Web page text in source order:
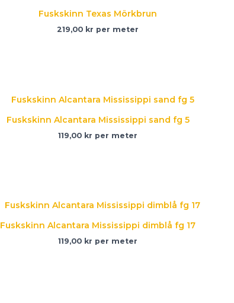
Fuskskinn Texas Mörkbrun
219,00 kr per meter
Fuskskinn Alcantara Mississippi sand fg 5
119,00 kr per meter
Fuskskinn Alcantara Mississippi dimblå fg 17
119,00 kr per meter